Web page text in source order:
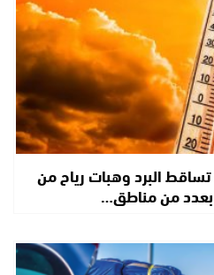
البرد وهبات رياح من
بعدد من مناطق…